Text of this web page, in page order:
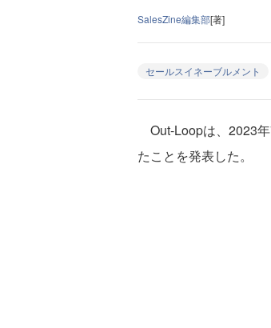
SalesZine編集部[著]
セールスイネーブルメント
Out-Loopは、2023
たことを発表した。